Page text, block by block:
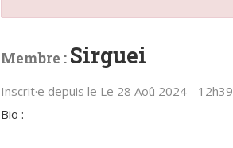
Membre : Sirguei
Inscrit·e depuis le Le 28 Aoû 2024 - 12h39
Bio :